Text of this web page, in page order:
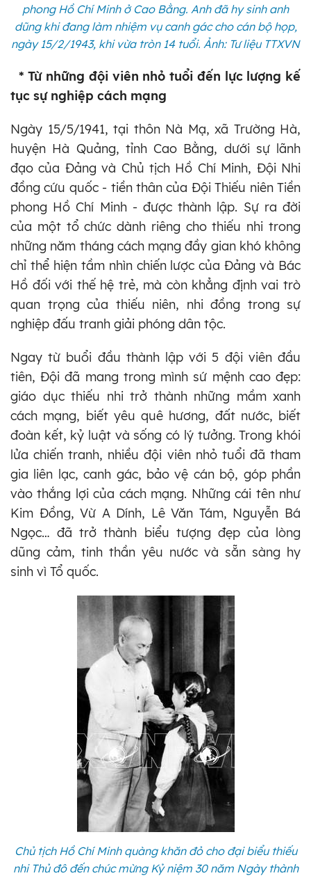
phong Hồ Chí Minh ở Cao Bằng. Anh đã hy sinh anh
dũng khi đang làm nhiệm vụ canh gác cho cán bộ họp,
ngày 15/2/1943, khi vừa tròn 14 tuổi. Ảnh: Tư liệu TTXVN
* Từ những đội viên nhỏ tuổi đến lực lượng kế
tục sự nghiệp cách mạng
Ngày 15/5/1941, tại thôn Nà Mạ, xã Trường Hà,
huyện Hà Quảng, tỉnh Cao Bằng, dưới sự lãnh
đạo của Đảng và Chủ tịch Hồ Chí Minh, Đội Nhi
đồng cứu quốc - tiền thân của Đội Thiếu niên Tiền
phong Hồ Chí Minh - được thành lập. Sự ra đời
của một tổ chức dành riêng cho thiếu nhi trong
những năm tháng cách mạng đầy gian khó không
chỉ thể hiện tầm nhìn chiến lược của Đảng và Bác
Hồ đối với thế hệ trẻ, mà còn khẳng định vai trò
quan trọng của thiếu niên, nhi đồng trong sự
nghiệp đấu tranh giải phóng dân tộc.
Ngay từ buổi đầu thành lập với 5 đội viên đầu
tiên, Đội đã mang trong mình sứ mệnh cao đẹp:
giáo dục thiếu nhi trở thành những mầm xanh
cách mạng, biết yêu quê hương, đất nước, biết
đoàn kết, kỷ luật và sống có lý tưởng. Trong khói
lửa chiến tranh, nhiều đội viên nhỏ tuổi đã tham
gia liên lạc, canh gác, bảo vệ cán bộ, góp phần
vào thắng lợi của cách mạng. Những cái tên như
Kim Đồng, Vừ A Dính, Lê Văn Tám, Nguyễn Bá
Ngọc… đã trở thành biểu tượng đẹp của lòng
dũng cảm, tinh thần yêu nước và sẵn sàng hy
sinh vì Tổ quốc.
Chủ tịch Hồ Chí Minh quàng khăn đỏ cho đại biểu thiếu
nhi Thủ đô đến chúc mừng Kỷ niệm 30 năm Ngày thành